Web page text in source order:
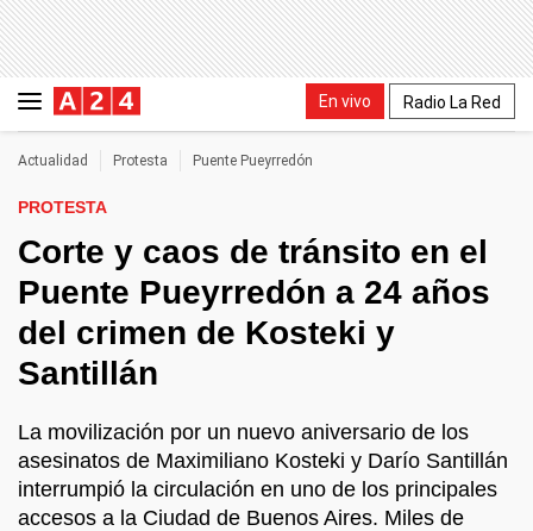
En vivo Radio La Red
Actualidad Protesta Puente Pueyrredón
PROTESTA
Corte y caos de tránsito en el
Puente Pueyrredón a 24 años
del crimen de Kosteki y
Santillán
La movilización por un nuevo aniversario de los
asesinatos de Maximiliano Kosteki y Darío Santillán
interrumpió la circulación en uno de los principales
accesos a la Ciudad de Buenos Aires. Miles de